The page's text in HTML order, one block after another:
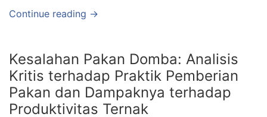
Continue reading →
Kesalahan Pakan Domba: Analisis
Kritis terhadap Praktik Pemberian
Pakan dan Dampaknya terhadap
Produktivitas Ternak